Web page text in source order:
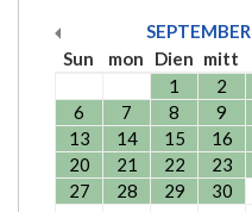
SEPTEMBER
Sun
mon Dien mitt
1
2
6
7 8 9
13
14 15 16
20
21 22 23
27
28 29 30